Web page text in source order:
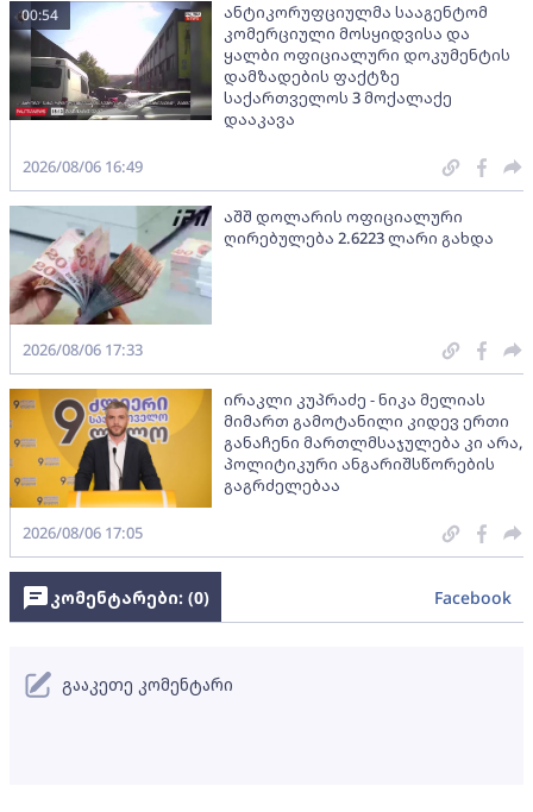
ანტიკორუფციულმა სააგენტომ
კომერციული მოსყიდვისა და
ყალბი ოფიციალური დოკუმენტის
დამზადების ფაქტზე
საქართველოს 3 მოქალაქე
დააკავა
00:54
2026/08/06 16:49
აშშ დოლარის ოფიციალური
ღირებულება 2.6223 ლარი გახდა
2026/08/06 17:33
ირაკლი კუპრაძე - ნიკა მელიას
მიმართ გამოტანილი კიდევ ერთი
განაჩენი მართლმსაჯულება კი არა,
პოლიტიკური ანგარიშსწორების
გაგრძელებაა
2026/08/06 17:05
კომენტარები: (0) Facebook
გააკეთე კომენტარი